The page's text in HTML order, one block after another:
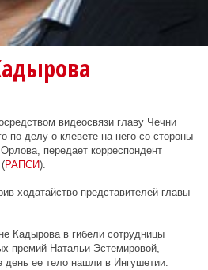
видеосвязи главу Чечни
по делу о клевете на него со стороны
передает корреспондент
РАПСИ).
ходатайство представителей главы
Кадырова в гибели сотрудницы
премий Натальи Эстемировой,
ее тело нашли в Ингушетии.